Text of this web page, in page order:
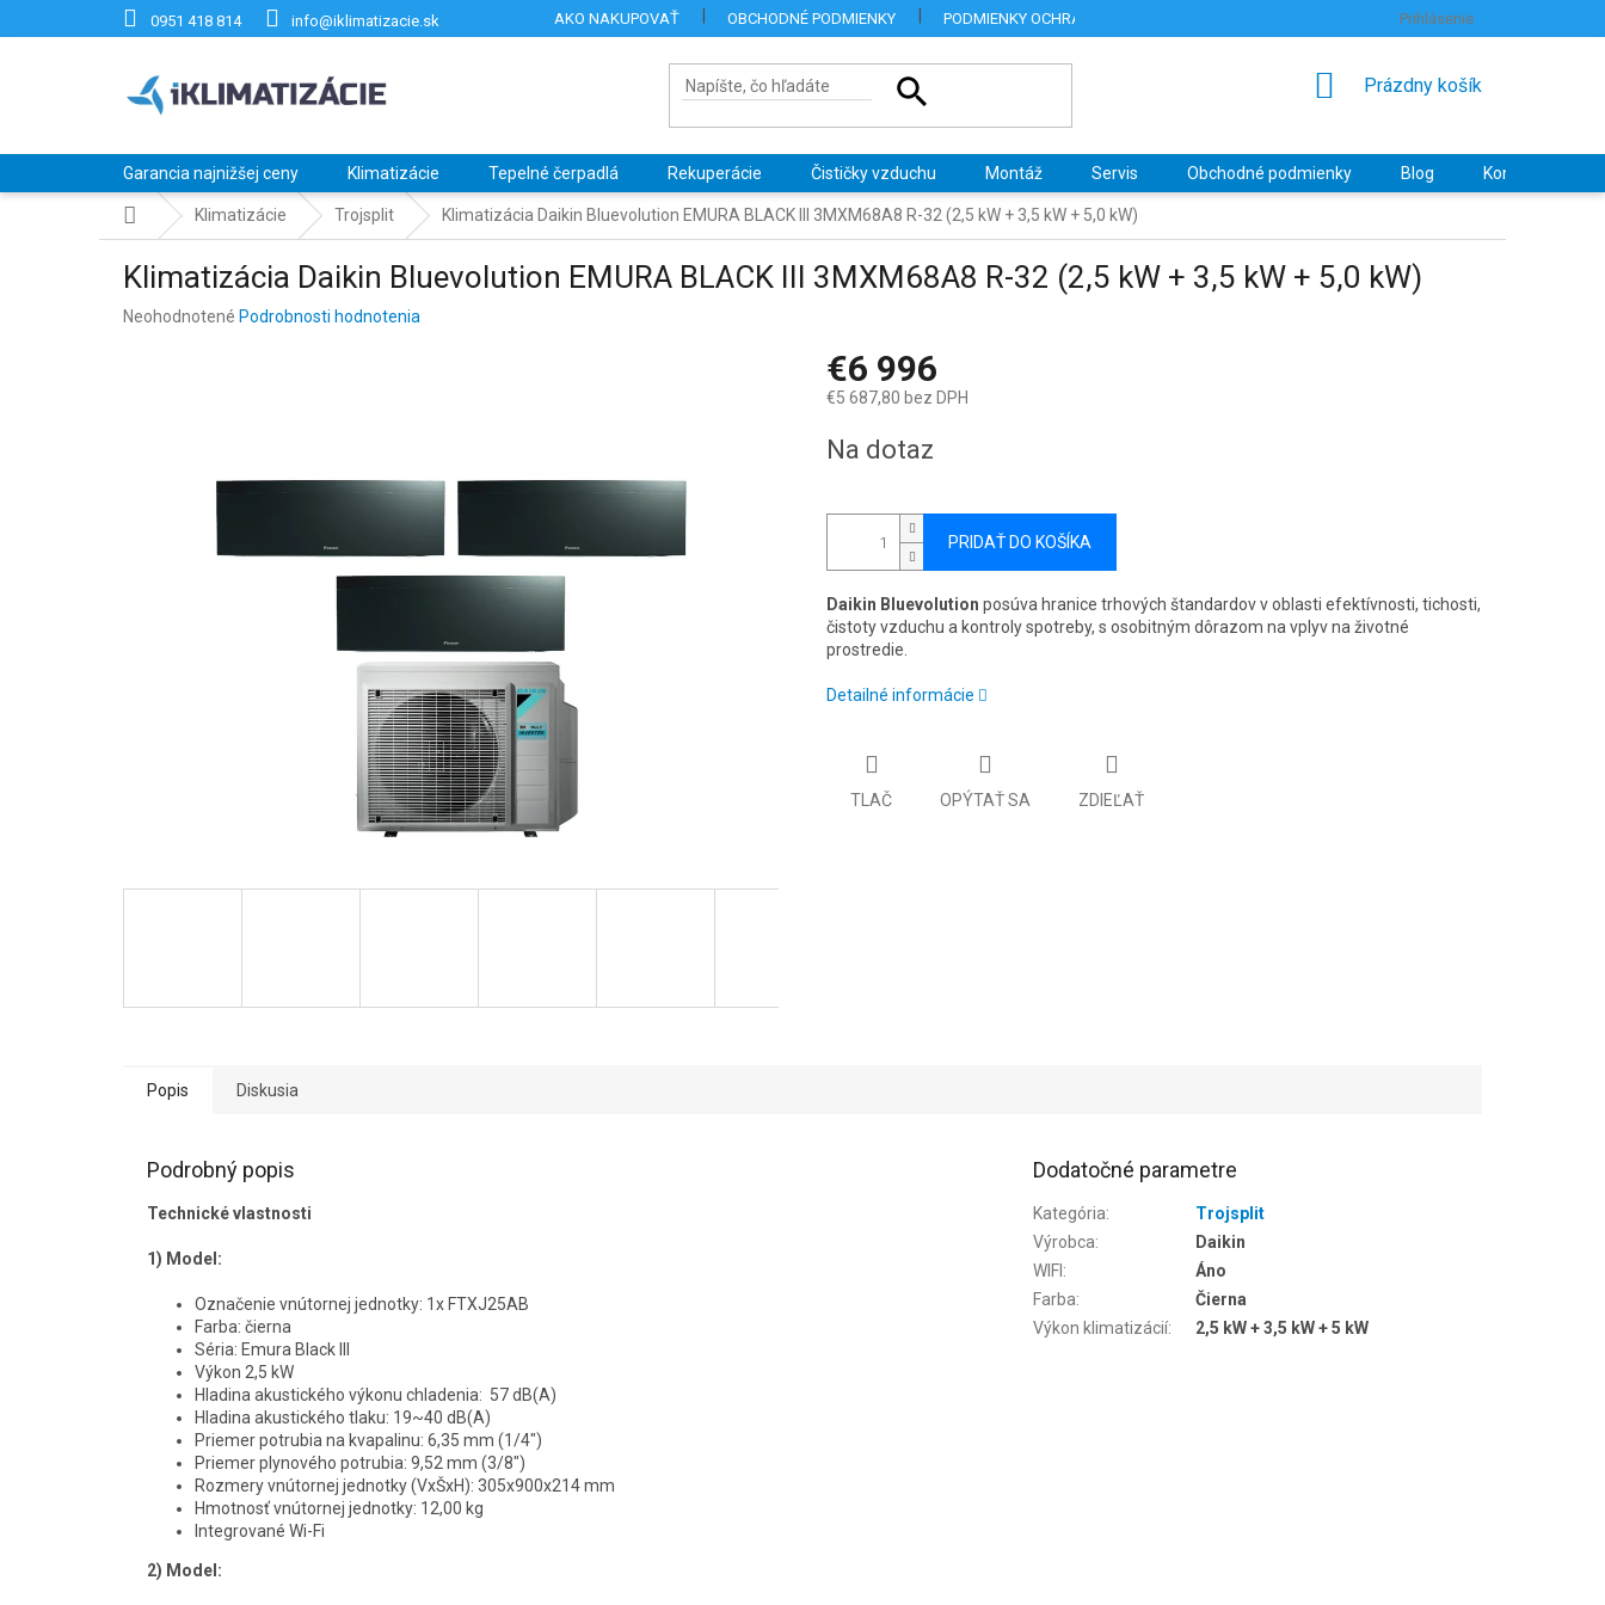
0951 418 814 info@iklimatizacie.sk AKO NAKUPOVAŤ OBCHODNÉ PODMIENKY PODMIENKY OCHRANY OSOBNÝCH ÚDAJOV HODNOTENIE OBCHODU
Prihlásenie
NÁKUPNÝ
Prázdny košík
Garancia najnižšej ceny Klimatizácie Tepelné čerpadlá Rekuperácie Čističky vzduchu Montáž Servis Obchodné podmienky Blog Kontakty
DomovKlimatizácie Trojsplit Klimatizácia Daikin Bluevolution EMURA BLACK III 3MXM68A8 R-32 (2,5 kW + 3,5 kW + 5,0 kW)
Klimatizácia Daikin Bluevolution EMURA BLACK III 3MXM68A8 R-32 (2,5 kW + 3,5 kW + 5,0 kW)
Priemerné
Neohodnotené Podrobnosti hodnotenia
€6 996
€5 687,80 bez DPH
cena:
Na dotaz
PRIDAŤ DO KOŠÍKA
Daikin Bluevolution posúva hranice trhových štandardov v oblasti efektívnosti, tichosti,
čistoty vzduchu a kontroly spotreby, s osobitným dôrazom na vplyv na životné
prostredie.
Detailné informácie
TLAČ OPÝTAŤ SA ZDIEĽAŤ
Popis Diskusia
Podrobný popis
Technické vlastnosti
1) Model:
Označenie vnútornej jednotky: 1x FTXJ25AB
Farba: čierna
Séria: Emura Black III
Výkon 2,5 kW
Hladina akustického výkonu chladenia: 57 dB(A)
Hladina akustického tlaku: 19~40 dB(A)
Priemer potrubia na kvapalinu: 6,35 mm (1/4")
Priemer plynového potrubia: 9,52 mm (3/8")
Rozmery vnútornej jednotky (VxŠxH): 305x900x214 mm
Hmotnosť vnútornej jednotky: 12,00 kg
Integrované Wi-Fi
2) Model:
Dodatočné parametre
Kategória:
Trojsplit
Výrobca:
Daikin
WIFI :
Áno
Farba:
Čierna
Výkon klimatizácií: 2,5 kW + 3,5 kW + 5 kW